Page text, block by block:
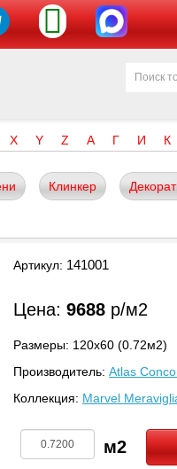
X Y Z А Г И К
Клинкер
Артикул: 141001
Цена: 9688 р/м2
Размеры: 120х60 (0.72м2)
Производитель: Atlas
Коллекция: Marvel